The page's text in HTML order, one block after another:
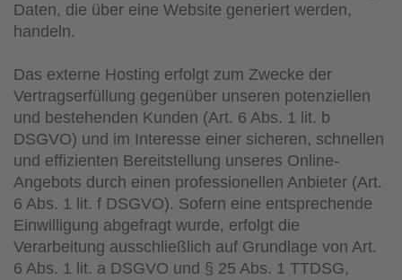
Daten, die über eine Website generiert werden,
handeln.
Das externe Hosting erfolgt zum Zwecke der
Vertragserfüllung gegenüber unseren potenziellen
und bestehenden Kunden (Art. 6 Abs. 1 lit. b
DSGVO) und im Interesse einer sicheren, schnellen
und effizienten Bereitstellung unseres Online-
Angebots durch einen professionellen Anbieter (Art.
6 Abs. 1 lit. f DSGVO). Sofern eine entsprechende
Einwilligung abgefragt wurde, erfolgt die
Verarbeitung ausschließlich auf Grundlage von Art.
6 Abs. 1 lit. a DSGVO und § 25 Abs. 1 TTDSG,